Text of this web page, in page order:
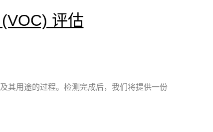
评估
其用途的过程。检测完成后，我们将提供一份